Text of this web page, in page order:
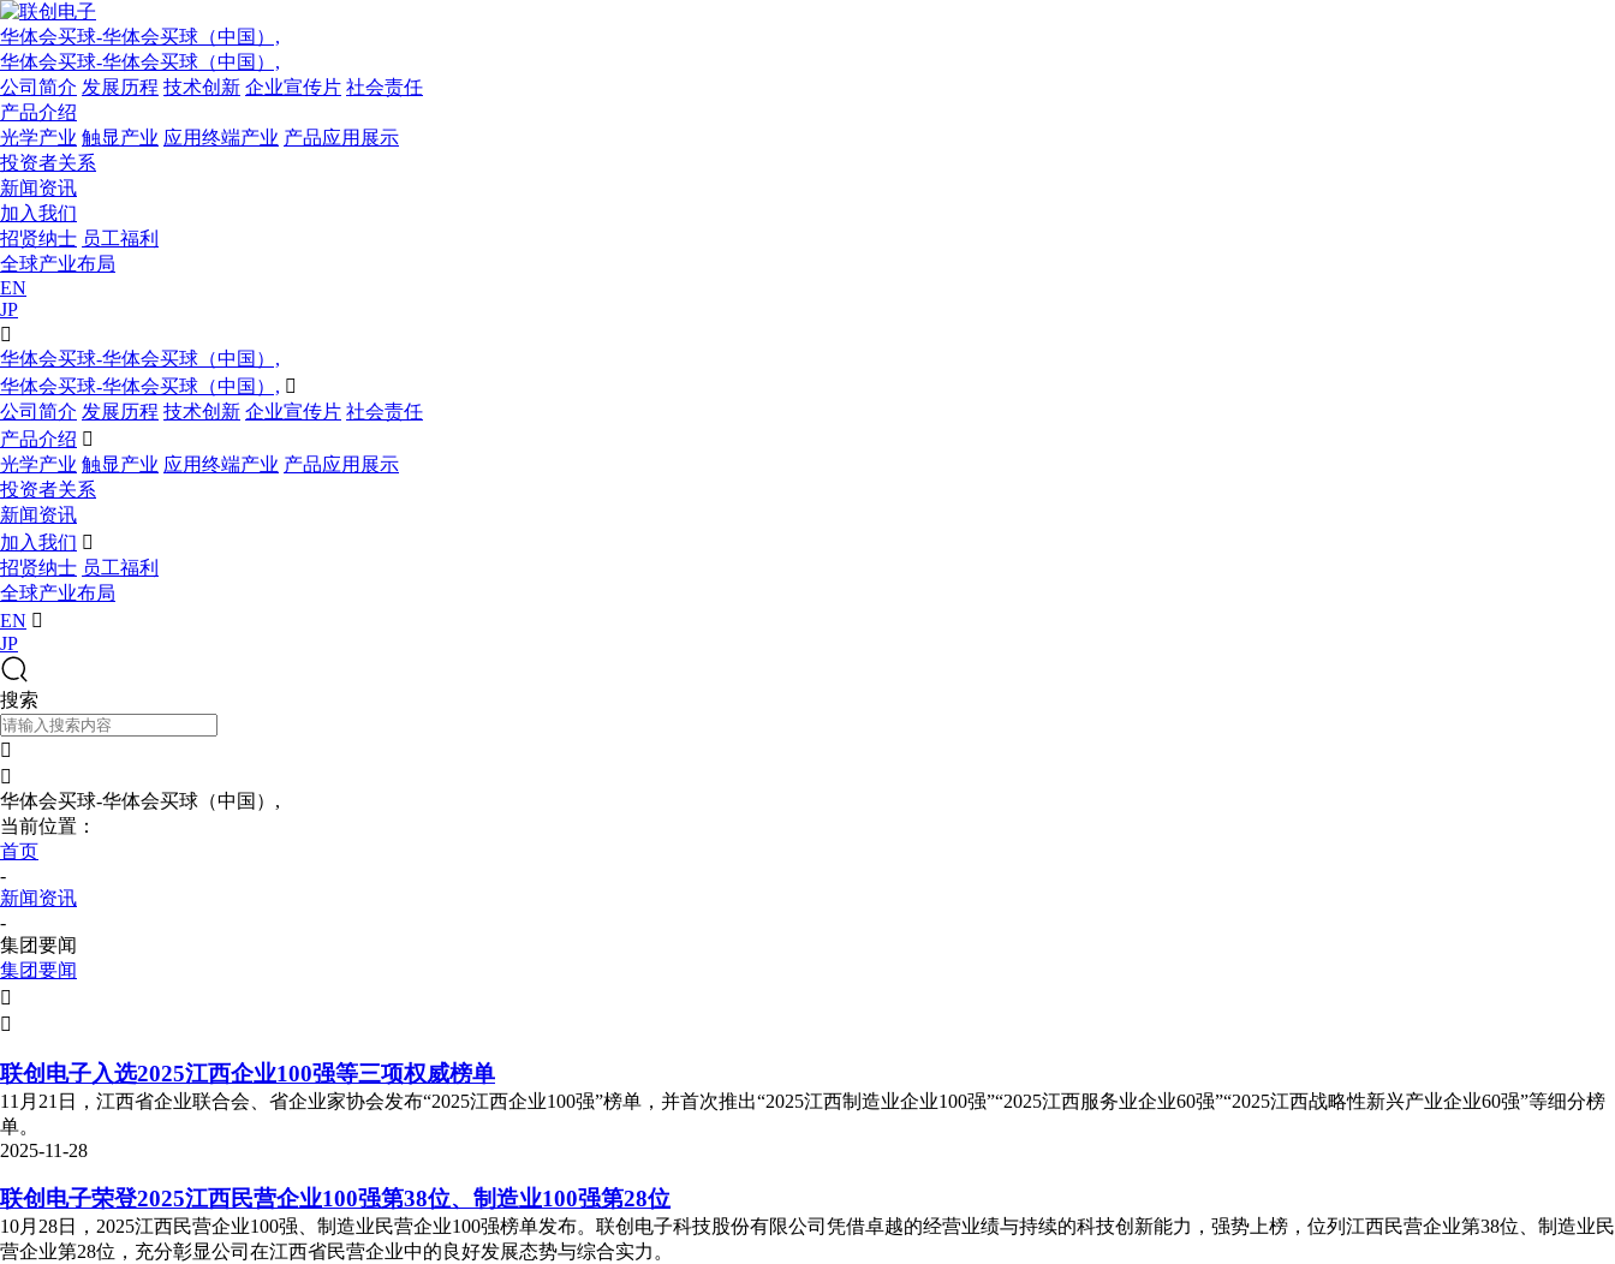
华体会买球-华体会买球（中国）,
华体会买球-华体会买球（中国）,
公司简介 发展历程 技术创新 企业宣传片 社会责任
产品介绍
光学产业 触显产业 应用终端产业 产品应用展示
投资者关系
新闻资讯
加入我们
招贤纳士 员工福利
全球产业布局
EN
JP

华体会买球-华体会买球（中国）,
华体会买球-华体会买球（中国）, 
公司简介 发展历程 技术创新 企业宣传片 社会责任
产品介绍 
光学产业 触显产业 应用终端产业 产品应用展示
投资者关系
新闻资讯
加入我们 
招贤纳士 员工福利
全球产业布局
EN 
JP
搜索


华体会买球-华体会买球（中国）,
当前位置：
首页
-
新闻资讯
-
集团要闻
集团要闻


联创电子入选2025江西企业100强等三项权威榜单
11月21日，江西省企业联合会、省企业家协会发布“2025江西企业100强”榜单，并首次推出“2025江西制造业企业100强”“2025江西服务业企业60强”“2025江西战略性新兴产业企业60强”等细分榜
单。
2025-11-28
联创电子荣登2025江西民营企业100强第38位、制造业100强第28位
10月28日，2025江西民营企业100强、制造业民营企业100强榜单发布。联创电子科技股份有限公司凭借卓越的经营业绩与持续的科技创新能力，强势上榜，位列江西民营企业第38位、制造业民
营企业第28位，充分彰显公司在江西省民营企业中的良好发展态势与综合实力。